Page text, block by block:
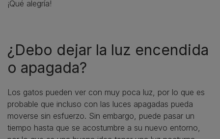
¡Qué alegría!
¿Debo dejar la luz encendida
o apagada?
Los gatos pueden ver con muy poca luz, por lo que es
probable que incluso con las luces apagadas pueda
moverse sin esfuerzo. Sin embargo, puede pasar un
tiempo hasta que se acostumbre a su nuevo entorno,